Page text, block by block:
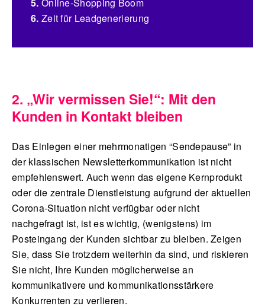
6. Zeit für Leadgenerierung
2. „Wir vermissen Sie!“: Mit den
Kunden in Kontakt bleiben
Das Einlegen einer mehrmonatigen “Sendepause” in
der klassischen Newsletterkommunikation ist nicht
empfehlenswert. Auch wenn das eigene Kernprodukt
oder die zentrale Dienstleistung aufgrund der aktuellen
Corona-Situation nicht verfügbar oder nicht
nachgefragt ist, ist es wichtig, (wenigstens) im
Posteingang der Kunden sichtbar zu bleiben. Zeigen
Sie, dass Sie trotzdem weiterhin da sind, und riskieren
Sie nicht, Ihre Kunden möglicherweise an
kommunikativere und kommunikationsstärkere
Konkurrenten zu verlieren.